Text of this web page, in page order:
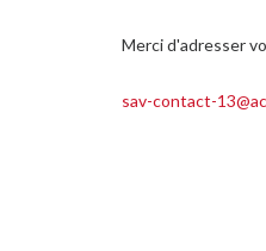
Merci d'adresser
sav-contact-